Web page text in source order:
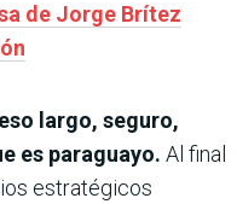
de Jorge Brítez
largo, seguro,
es paraguayo. Al final
estratégicos